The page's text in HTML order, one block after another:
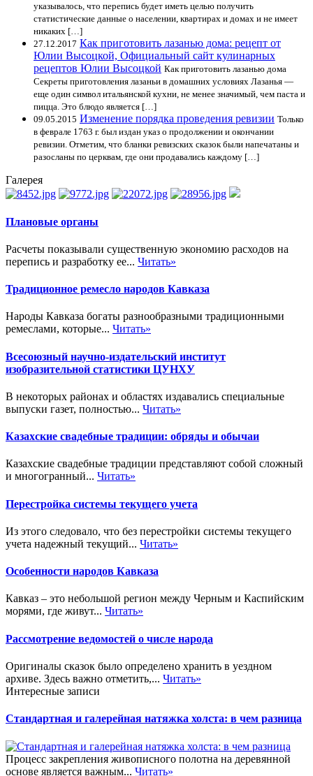
указывалось, что перепись будет иметь целью получить
статистические данные о населении, квартирах и домах и не имеет
никаких […]
27.12.2017 Как приготовить лазанью дома: рецепт от
Юлии Высоцкой, Официальный сайт кулинарных
рецептов Юлии Высоцкой Как приготовить лазанью дома
Секреты приготовления лазаньи в домашних условиях Лазанья —
еще один символ итальянской кухни, не менее значимый, чем паста и
пицца. Это блюдо является […]
09.05.2015 Изменение порядка проведения ревизии Только
в феврале 1763 г. был издан указ о продолжении и окончании
ревизии. Отметим, что бланки ревизских сказок были напечатаны и
разосланы по церквам, где они продавались каждому […]
Галерея
Плановые органы
Расчеты показывали существенную экономию расходов на
перепись и разработку ее... Читать»
Традиционное ремесло народов Кавказа
Народы Кавказа богаты разнообразными традиционными
ремеслами, которые... Читать»
Всесоюзный научно-издательский институт
изобразительной статистики ЦУНХУ
В некоторых районах и областях издавались специальные
выпуски газет, полностью... Читать»
Казахские свадебные традиции: обряды и обычаи
Казахские свадебные традиции представляют собой сложный
и многогранный... Читать»
Перестройка системы текущего учета
Из этого следовало, что без перестройки системы текущего
учета надежный текущий... Читать»
Особенности народов Кавказа
Кавказ – это небольшой регион между Черным и Каспийским
морями, где живут... Читать»
Рассмотрение ведомостей о числе народа
Оригиналы сказок было определено хранить в уездном
архиве. Здесь важно отметить,... Читать»
Интересные записи
Стандартная и галерейная натяжка холста: в чем разница
Процесс закрепления живописного полотна на деревянной
основе является важным... Читать»